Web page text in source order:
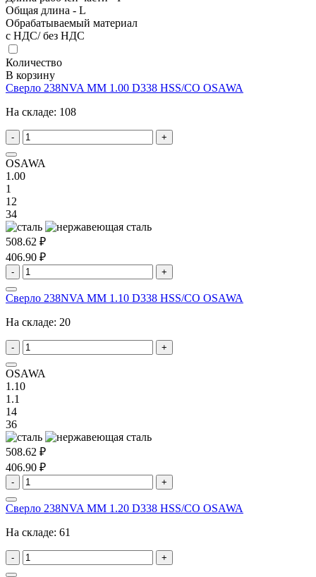
Общая длина - L
Обрабатываемый материал
с НДС/ без НДС
Количество
В корзину
Сверло 238NVA MM 1.00 D338 HSS/CO OSAWA
На складе: 108
- +
OSAWA
1.00
1
12
34
508.62 ₽
406.90 ₽
- +
Сверло 238NVA MM 1.10 D338 HSS/CO OSAWA
На складе: 20
- +
OSAWA
1.10
1.1
14
36
508.62 ₽
406.90 ₽
- +
Сверло 238NVA MM 1.20 D338 HSS/CO OSAWA
На складе: 61
- +